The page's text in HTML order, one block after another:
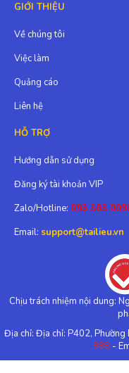
GIỚI THIỆU
Về chúng tôi
Việc làm
Quảng cáo
Liên hệ
HỖ TRỢ
Hướng dẫn sử dụng
Đăng ký tài khoản VIP
Zalo/Hotline: 093 303
Email: support@tailieu.vn
Chịu trách nhiệm nội dung:
Địa chỉ: Địa chỉ: P402, Phường
888 -